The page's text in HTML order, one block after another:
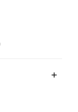
prysznicowych